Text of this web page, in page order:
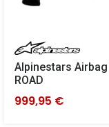
Alpinestars Airbag
ROAD
999,95 €